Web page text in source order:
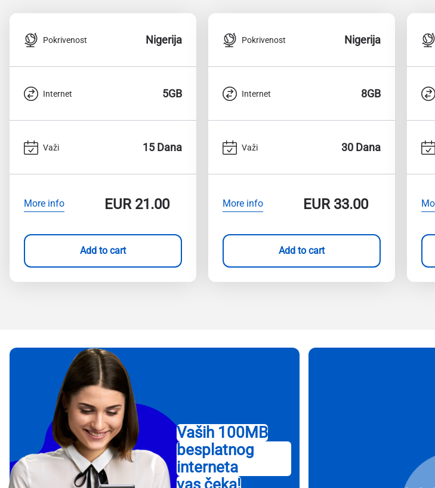
Pokrivenost Nigerija
Internet 5GB
Važi 15 Dana
More info EUR21.00
Add to cart
Pokrivenost Nigerija
Internet 8GB
Važi 30 Dana
More info EUR33.00
Add to cart
Vaših 100MB
besplatnog
interneta